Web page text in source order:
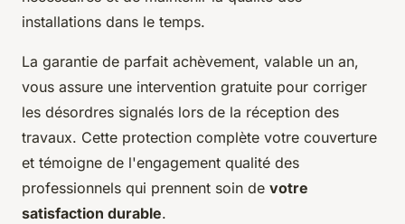
installations dans le temps.
La garantie de parfait achèvement, valable un an,
vous assure une intervention gratuite pour corriger
les désordres signalés lors de la réception des
travaux. Cette protection complète votre couverture
et témoigne de l'engagement qualité des
professionnels qui prennent soin de votre
satisfaction durable.